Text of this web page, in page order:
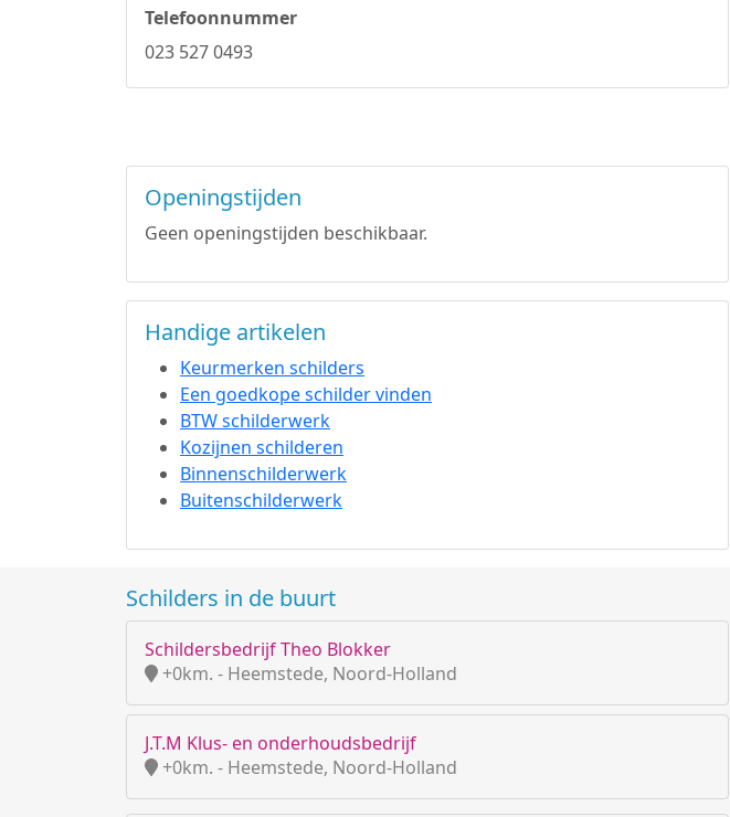
Telefoonnummer
023 527 0493
Openingstijden
Geen openingstijden beschikbaar.
Handige artikelen
Keurmerken schilders
Een goedkope schilder vinden
BTW schilderwerk
Kozijnen schilderen
Binnenschilderwerk
Buitenschilderwerk
Schilders in de buurt
Schildersbedrijf Theo Blokker
+0km. - Heemstede, Noord-Holland
J.T.M Klus- en onderhoudsbedrijf
+0km. - Heemstede, Noord-Holland